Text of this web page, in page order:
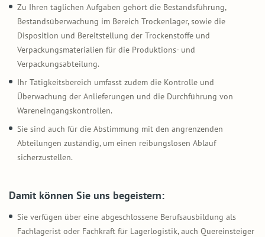
Zu Ihren täglichen Aufgaben gehört die Bestandsführung,
Bestandsüberwachung im Bereich Trockenlager, sowie die
Disposition und Bereitstellung der Trockenstoffe und
Verpackungsmaterialien für die Produktions- und
Verpackungsabteilung.
Ihr Tätigkeitsbereich umfasst zudem die Kontrolle und
Überwachung der Anlieferungen und die Durchführung von
Wareneingangskontrollen.
Sie sind auch für die Abstimmung mit den angrenzenden
Abteilungen zuständig, um einen reibungslosen Ablauf
sicherzustellen.
Damit können Sie uns begeistern:
Sie verfügen über eine abgeschlossene Berufsausbildung als
Fachlagerist oder Fachkraft für Lagerlogistik, auch Quereinsteiger